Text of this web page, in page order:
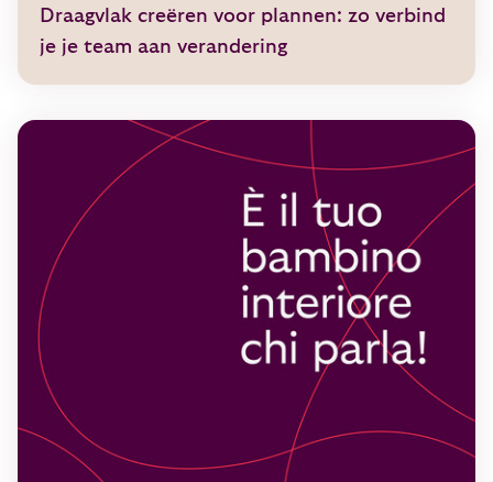
Draagvlak creëren voor plannen: zo verbind
je je team aan verandering